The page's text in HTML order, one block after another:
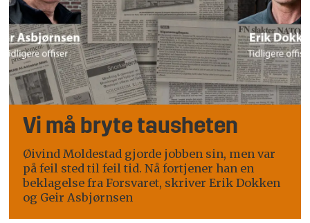
Vi må bryte tausheten
Øivind Moldestad gjorde jobben sin, men var
på feil sted til feil tid. Nå fortjener han en
beklagelse fra Forsvaret, skriver Erik Dokken
og Geir Asbjørnsen